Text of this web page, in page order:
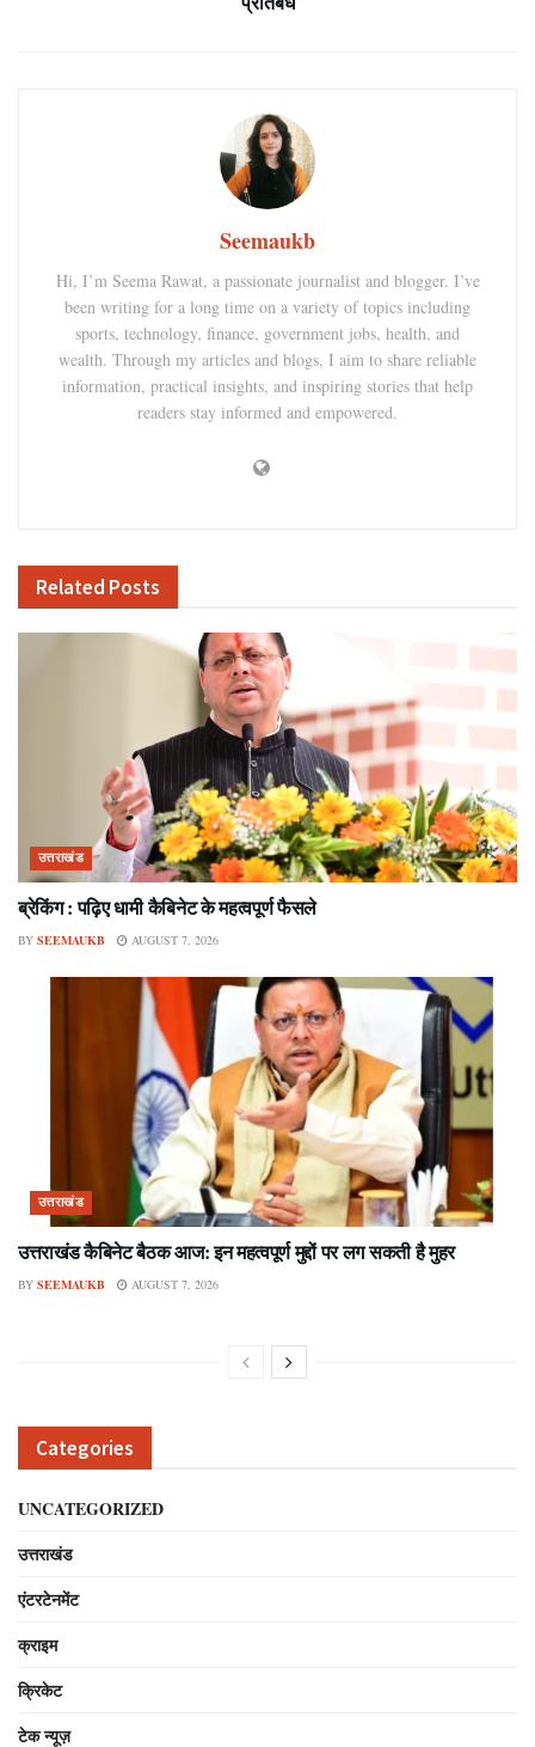
Seemaukb
Hi, I’m Seema Rawat, a passionate journalist and blogger. I’ve
been writing for a long time on a variety of topics including
sports, technology, finance, government jobs, health, and
wealth. Through my articles and blogs, I aim to share reliable
information, practical insights, and inspiring stories that help
readers stay informed and empowered.
Related Posts
उत्तराखंड
ब्रेकिंग : पढ़िए धामी कैबिनेट के महत्वपूर्ण फैसले
BY SEEMAUKB AUGUST 7, 2026
उत्तराखंड
उत्तराखंड कैबिनेट बैठक आज: इन महत्वपूर्ण मुद्दों पर लग सकती है मुहर
BY SEEMAUKB AUGUST 7, 2026
Categories
UNCATEGORIZED
उत्तराखंड
एंटरटेनमेंट
क्राइम
क्रिकेट
टेक न्यूज़